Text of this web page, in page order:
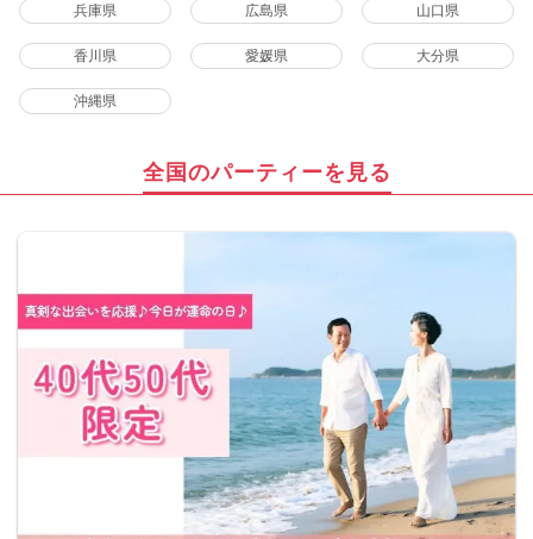
兵庫県 広島県 山口県
香川県 愛媛県 大分県
沖縄県
全国のパーティーを見る